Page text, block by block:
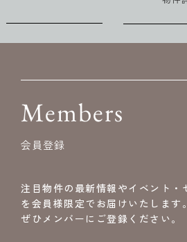
Members
会員登録
注目物件の最新情報やイベント・
を会員様限定でお届けいたします。
ぜひメンバーにご登録ください。